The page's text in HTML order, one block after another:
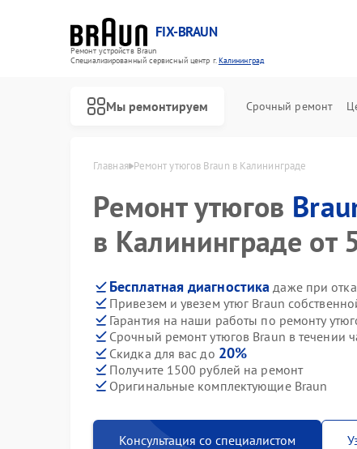
FIX-BRAUN
Ремонт устройств Braun
Специализированный cервисный центр г.Калининград
Мы ремонтируем Срочный ремонт
Главная Ремонт утюгов Braun в Калининграде
Ремонт утюгов
в Калининграде от
Бесплатная диагностика даже при
Привезем и увезем утюг Braun
Гарантия на наши работы по ремонту
Срочный ремонт утюгов Braun в течении
Скидка для вас до 20%
Получите 1500 рублей на ремонт
Оригинальные комплектующие Braun
Консультация со специалистом